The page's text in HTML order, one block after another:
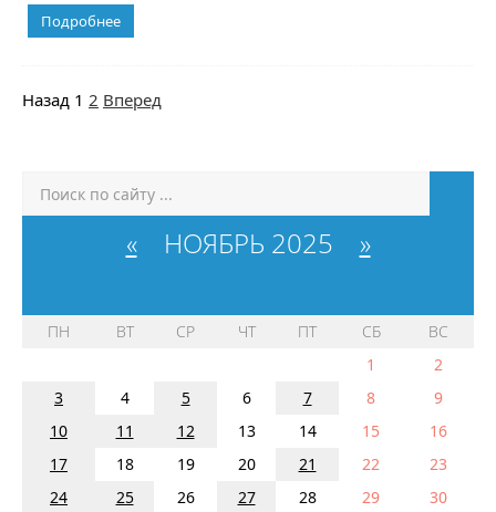
Подробнее
Назад 1 2 Вперед
«НОЯБРЬ 2025 »
ПН ВТ СР ЧТ ПТ СБ
ВС
1
2
3
4 5 6 7 8
9
10
11 12 13 14 15
16
17
18 19 20 21 22
23
24
25 26 27 28 29 30